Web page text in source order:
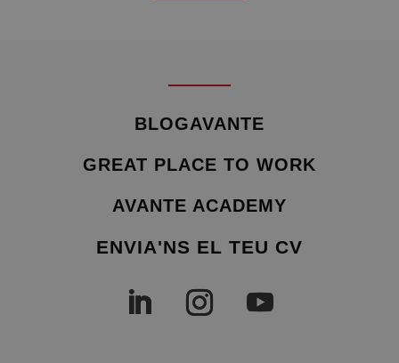
BLOGAVANTE
GREAT PLACE TO WORK
AVANTE ACADEMY
ENVIA'NS EL TEU CV